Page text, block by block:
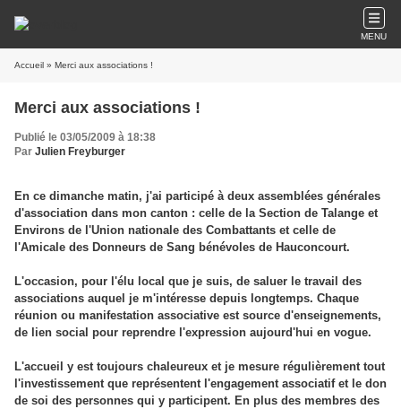
MENU
Accueil » Merci aux associations !
Merci aux associations !
Publié le 03/05/2009 à 18:38
Par Julien Freyburger
En ce dimanche matin, j'ai participé à deux assemblées générales
d'association dans mon canton : celle de la Section de Talange et
Environs de l'Union nationale des Combattants et celle de
l'Amicale des Donneurs de Sang bénévoles de Hauconcourt.
L'occasion, pour l'élu local que je suis, de saluer le travail des
associations auquel je m'intéresse depuis longtemps. Chaque
réunion ou manifestation associative est source d'enseignements,
de lien social pour reprendre l'expression aujourd'hui en vogue.
L'accueil y est toujours chaleureux et je mesure régulièrement tout
l'investissement que représentent l'engagement associatif et le don
de soi des personnes qui y participent. En plus des membres des